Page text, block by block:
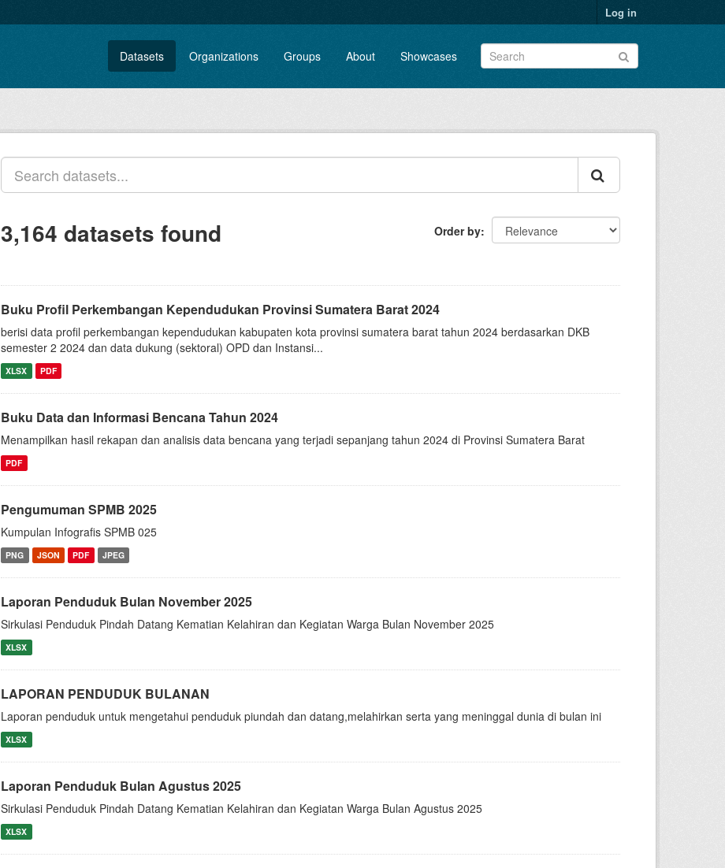
Log in
Datasets Organizations Groups About Showcases
Order by
3,164 datasets found
Buku Profil Perkembangan Kependudukan Provinsi Sumatera Barat 2024
berisi data profil perkembangan kependudukan kabupaten kota provinsi sumatera barat tahun 2024 berdasarkan DKB
semester 2 2024 dan data dukung (sektoral) OPD dan Instansi...
XLSX PDF
Buku Data dan Informasi Bencana Tahun 2024
Menampilkan hasil rekapan dan analisis data bencana yang terjadi sepanjang tahun 2024 di Provinsi Sumatera Barat
PDF
Pengumuman SPMB 2025
Kumpulan Infografis SPMB 025
PNG JSON PDF JPEG
Laporan Penduduk Bulan November 2025
Sirkulasi Penduduk Pindah Datang Kematian Kelahiran dan Kegiatan Warga Bulan November 2025
XLSX
LAPORAN PENDUDUK BULANAN
Laporan penduduk untuk mengetahui penduduk piundah dan datang,melahirkan serta yang meninggal dunia di bulan ini
XLSX
Laporan Penduduk Bulan Agustus 2025
Sirkulasi Penduduk Pindah Datang Kematian Kelahiran dan Kegiatan Warga Bulan Agustus 2025
XLSX